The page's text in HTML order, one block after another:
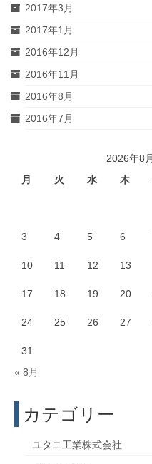
2017年3月
2017年1月
2016年12月
2016年11月
2016年8月
2016年7月
2026年8月
月
火 水 木
3 4 5 6
10 11 12 13
17 18 19 20
24 25 26 27
31
« 8月
カテゴリー
ユタニ工業株式会社